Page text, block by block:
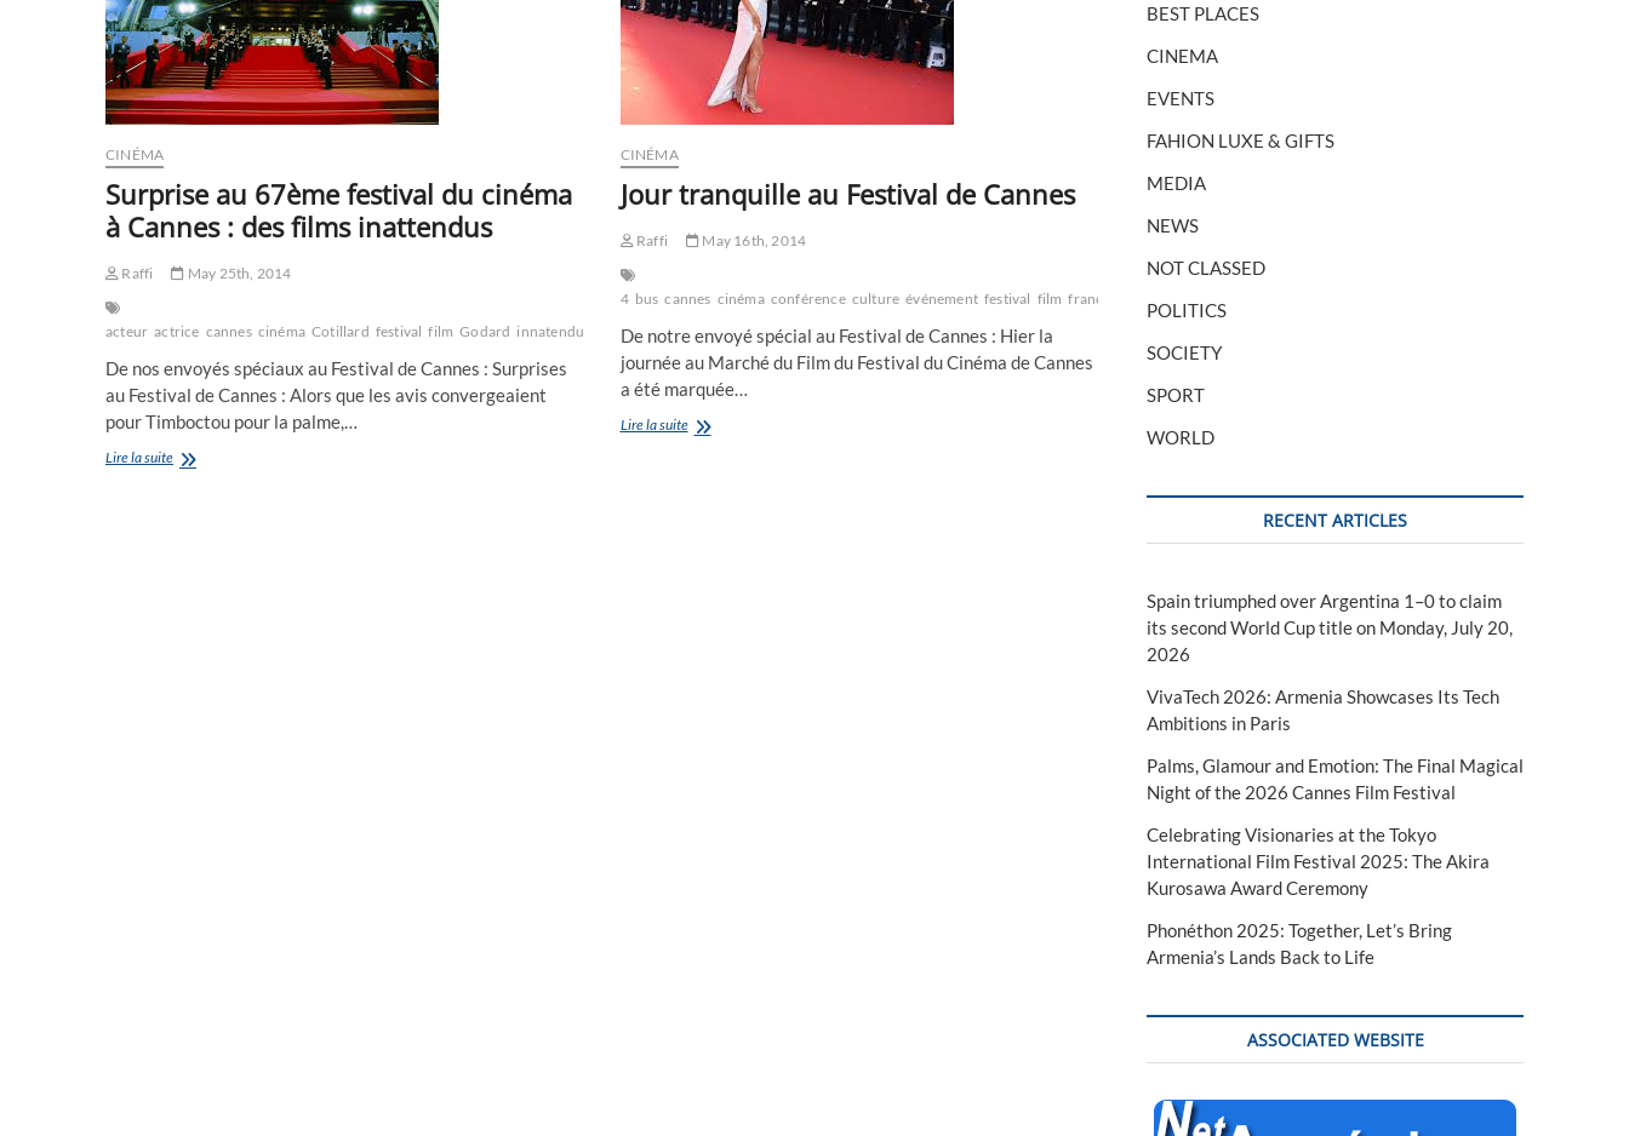
CINÉMA
Surprise au 67ème festival du cinéma
à Cannes : des films inattendus
Raffi May 25th, 2014
acteur actrice cannes cinéma Cotillard festival film Godard innatendu Moor palmarès spécial turc Turner turquie
De nos envoyés spéciaux au Festival de Cannes : Surprises
au Festival de Cannes : Alors que les avis convergeaient
pour Timboctou pour la palme,…
Lire la suiteSurprise
CINÉMA
Jour tranquille au Festival de Cannes
Raffi May 16th, 2014
4 bus cannes cinéma conférence culture événement festival film français
De notre envoyé spécial au Festival de Cannes : Hier la
journée au Marché du Film du Festival du Cinéma de Cannes
a été marquée…
Lire la suiteJour
BEST PLACES
CINEMA
EVENTS
FAHION LUXE & GIFTS
MEDIA
NEWS
NOT CLASSED
POLITICS
SOCIETY
SPORT
WORLD
RECENT ARTICLES
Spain triumphed over Argentina 1–0 to claim
its second World Cup title on Monday, July 20,
2026
VivaTech 2026: Armenia Showcases Its Tech
Ambitions in Paris
Palms, Glamour and Emotion: The Final Magical
Night of the 2026 Cannes Film Festival
Celebrating Visionaries at the Tokyo
International Film Festival 2025: The Akira
Kurosawa Award Ceremony
Phonéthon 2025: Together, Let’s Bring
Armenia’s Lands Back to Life
ASSOCIATED WEBSITE